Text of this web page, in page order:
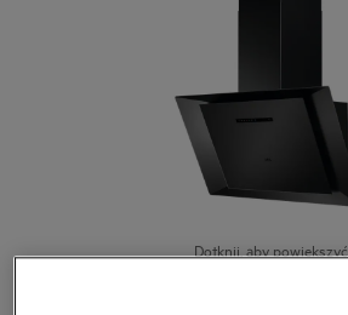
Dotknij, aby powiększyć.